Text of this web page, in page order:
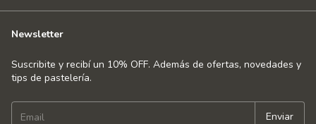
Newsletter
Suscribite y recibí un 10% OFF. Además de ofertas, novedades y
tips de pastelería.